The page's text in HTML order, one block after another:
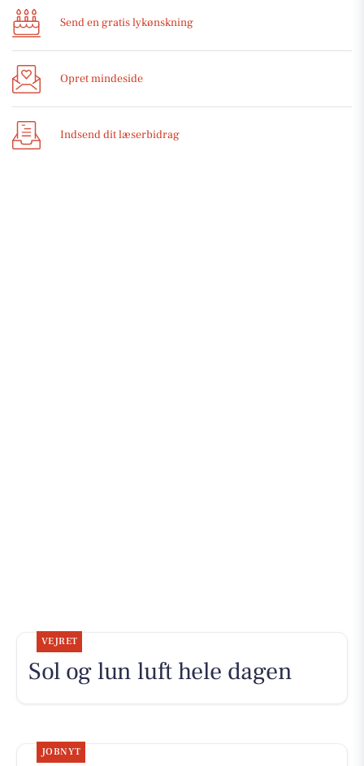
Send en gratis lykønskning
Opret mindeside
Indsend dit læserbidrag
VEJRET
Sol og lun luft hele dagen
JOBNYT